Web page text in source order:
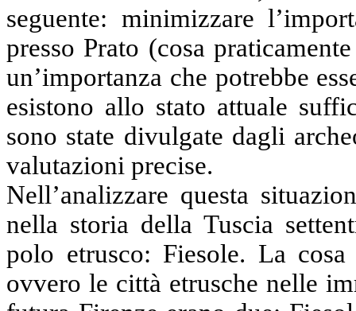
seguente: minimizzare
presso Prato (cosa
un’importanza che potrebbe
esistono allo stato attuale
sono state divulgate dagli
valutazioni precise.
Nell’analizzare questa
nella storia della Tuscia
polo etrusco: Fiesole. La
ovvero le città etrusche nelle